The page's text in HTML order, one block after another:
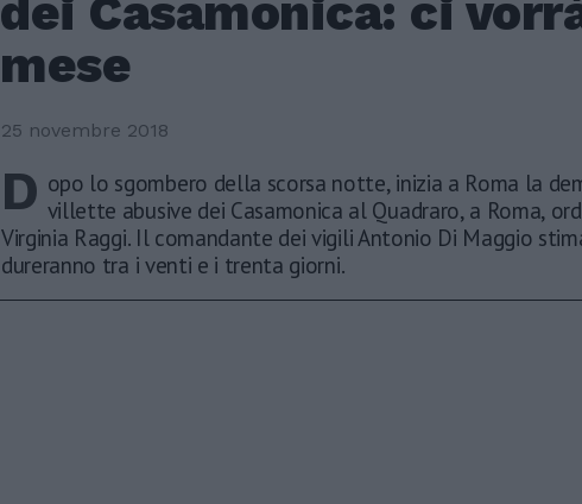
giornalisti
Rudy Giuliani a Come
States? Trump, Meloni
e la strategia
americana
dei Casamonica: ci
mese
25 novembre 2018
D opo lo sgombero della scorsa notte, inizia a Roma la
villette abusive dei Casamonica al Quadraro, a Roma,
Virginia Raggi. Il comandante dei vigili Antonio Di Maggio
dureranno tra i venti e i trenta giorni.